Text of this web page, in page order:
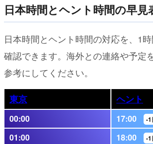
日本時間とヘント時間の早見
日本時間とヘント時間の対応を、1
確認できます。海外との連絡や予定
参考にしてください。
東京 ヘント
00:00 17:00 -1
01:00 18:00 -1